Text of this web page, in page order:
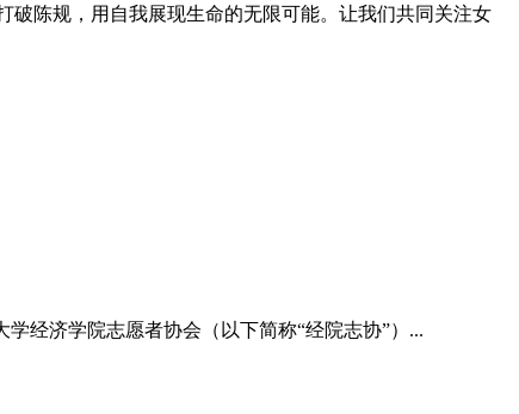
陈规，用自我展现生命的无限可能。让我们共同关注女
经济学院志愿者协会（以下简称“经院志协”）...